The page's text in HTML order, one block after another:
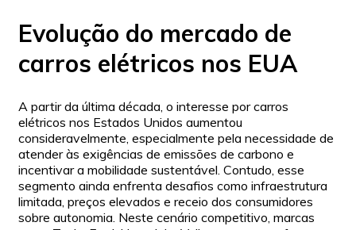
Evolução do mercado de
carros elétricos nos EUA
A partir da última década, o interesse por carros
elétricos nos Estados Unidos aumentou
consideravelmente, especialmente pela necessidade de
atender às exigências de emissões de carbono e
incentivar a mobilidade sustentável. Contudo, esse
segmento ainda enfrenta desafios como infraestrutura
limitada, preços elevados e receio dos consumidores
sobre autonomia. Neste cenário competitivo, marcas